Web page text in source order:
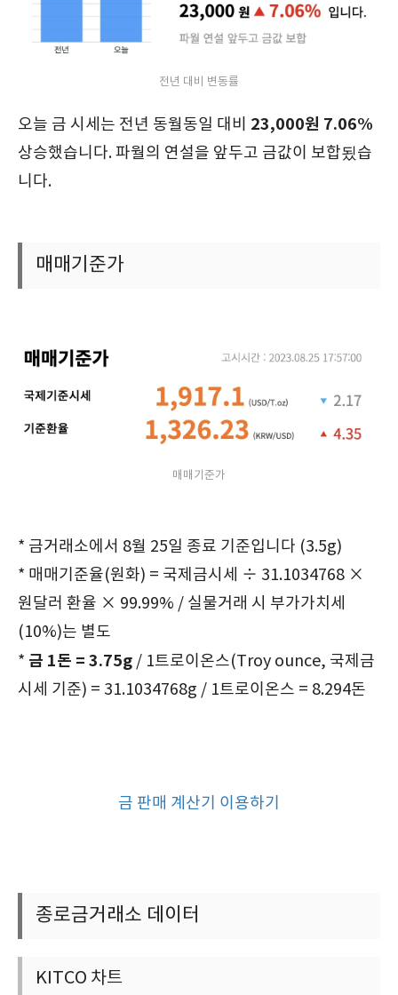
전년 대비 변동률
오늘 금 시세는 전년 동월동일 대비 23,000원 7.06%
상승했습니다. 파월의 연설을 앞두고 금값이 보합됬습
니다.
매매기준가
매매기준가
* 금거래소에서 8월 25일 종료 기준입니다 (3.5g)
* 매매기준율(원화) = 국제금시세 ÷ 31.1034768 ×
원달러 환율 × 99.99% / 실물거래 시 부가가치세
(10%)는 별도
* 금 1돈 = 3.75g / 1트로이온스(Troy ounce, 국제금
시세 기준) = 31.1034768g / 1트로이온스 = 8.294돈
금 판매 계산기 이용하기
종로금거래소 데이터
KITCO 차트